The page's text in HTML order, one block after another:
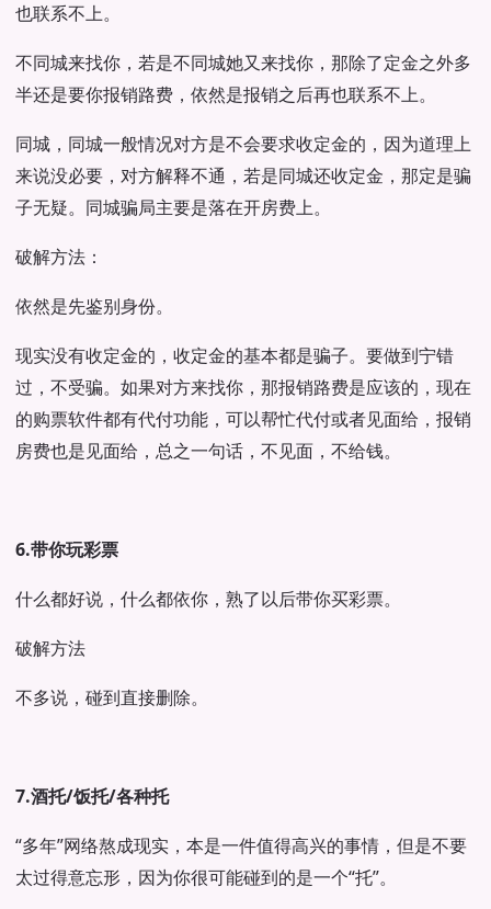
也联系不上。
不同城来找你，若是不同城她又来找你，那除了定金之外多
半还是要你报销路费，依然是报销之后再也联系不上。
同城，同城一般情况对方是不会要求收定金的，因为道理上
来说没必要，对方解释不通，若是同城还收定金，那定是骗
子无疑。同城骗局主要是落在开房费上。
破解方法：
依然是先鉴别身份。
现实没有收定金的，收定金的基本都是骗子。要做到宁错
过，不受骗。如果对方来找你，那报销路费是应该的，现在
的购票软件都有代付功能，可以帮忙代付或者见面给，报销
房费也是见面给，总之一句话，不见面，不给钱。
6.带你玩彩票
什么都好说，什么都依你，熟了以后带你买彩票。
破解方法
不多说，碰到直接删除。
7.酒托/饭托/各种托
“多年”网络熬成现实，本是一件值得高兴的事情，但是不要
太过得意忘形，因为你很可能碰到的是一个“托”。